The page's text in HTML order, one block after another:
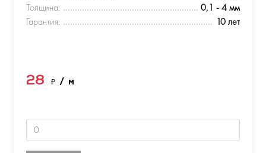
Толщина:
0,1 - 4 мм
Гарантия:
10 лет
28 ₽ / м